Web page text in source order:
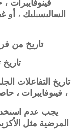
فينوفايبرات
الساليسيليك ، أو
تاريخ من
تاريخ التفاعلات
، فينوفايبرات ،
يجب عدم
المرضية مثل